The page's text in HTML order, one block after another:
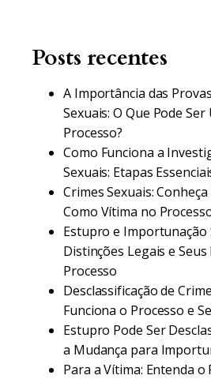
Posts recentes
A Importância das
Sexuais: O Que Pode
Processo?
Como Funciona a
Sexuais: Etapas
Crimes Sexuais:
Como Vítima no
Estupro e Importunação
Distinções Legais e
Processo
Desclassificação de
Funciona o Processo e
Estupro Pode Ser
a Mudança para
Para a Vítima: Entenda o